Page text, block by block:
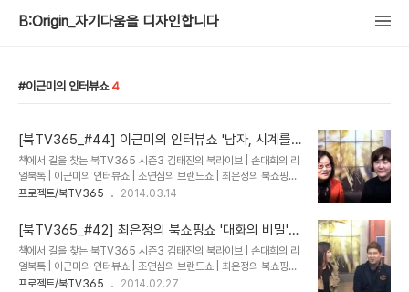
B:Origin_자기다움을 디자인합니다
이근미의 인터뷰쇼 4
[북TV365_#44] 이근미의 인터뷰쇼 '남자, 시계를
말하다' 이은경 저자편
책에서 길을 찾는 북TV365 시즌3 김태진의 북라이브 | 손대희의 리
얼북톡 | 이근미의 인터뷰쇼 | 조연심의 브랜드쇼 | 최은정의 북쇼핑쇼
2014.03.13 AM10:00 @ 봄온아카데미 강남캠퍼스 * 책을 쓰게
러 잡지에 기고한 시계 칼럼을 책으로 써보자 싶어서 지난해 여름부터
본격적으로 쓰기 시작해 6개월만에 탈고했다.2011년부터 기사작성
을 위해 자료조사를 많이 했다. * MC의 시계를 평가해 달라.스와치
다. 스와치 시계는 여러 종류를 한정적으로 생산한다. 예술가와 콜라보
도 많이한다. 사람들의 생에 첫 시계가 스와치인 경우가 많다. * 가지
프로젝트/북TV365 2014.03.14
[북TV365_#42] 최은정의 북쇼핑쇼 '대화의 비밀'
천호림 저자편
책에서 길을 찾는 북TV365 시즌3 김태진의 북라이브 | 손대희의 리
얼북톡 | 이근미의 인터뷰쇼 | 조연심의 브랜드쇼 | 최은정의 북쇼핑쇼
2014.02.27 AM10:00 @ 봄온아카데미 강남캠퍼스 지금 이자리
프로젝트/북TV365 2014.02.27